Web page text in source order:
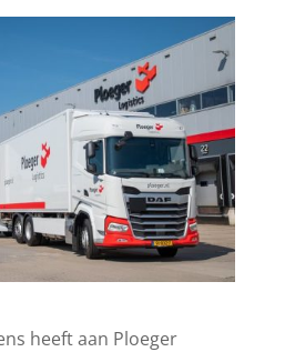
heeft aan Ploeger